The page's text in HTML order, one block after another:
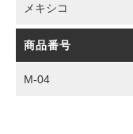
メキシコ
商品番号
M-04